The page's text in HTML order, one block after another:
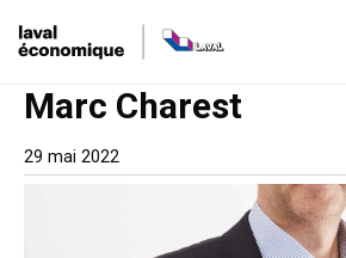
Marc Charest
29 mai 2022